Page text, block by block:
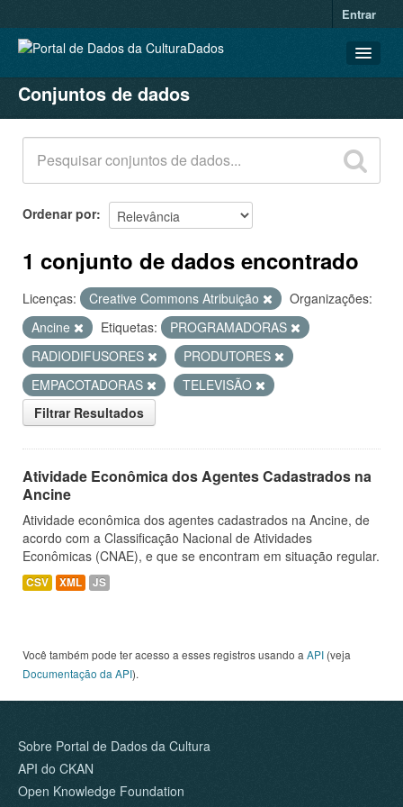
Entrar
CONJUNTOS DE DADOS
ORGANIZAÇÕES
GRUPOS
SOBRE
Conjuntos de dados
Ordenar por
1 conjunto de dados encontrado
Licenças: Creative Commons Atribuição
Organizações:
Ancine
Etiquetas:
PROGRAMADORAS
RADIODIFUSORES
PRODUTORES
EMPACOTADORAS
TELEVISÃO
Filtrar Resultados
Atividade Econômica dos Agentes Cadastrados na
Ancine
Atividade econômica dos agentes cadastrados na Ancine, de
acordo com a Classificação Nacional de Atividades
Econômicas (CNAE), e que se encontram em situação regular.
CSV XML JS
Você também pode ter acesso a esses registros usando a API (veja
Documentação da API).
Sobre Portal de Dados da Cultura
API do CKAN
Open Knowledge Foundation